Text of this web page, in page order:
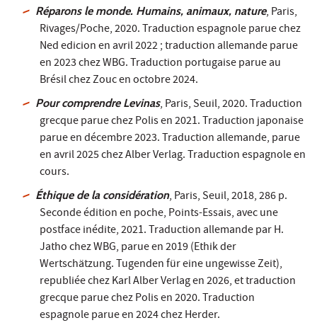
Réparons le monde. Humains, animaux, nature, Paris,
Rivages/Poche, 2020. Traduction espagnole parue chez
Ned edicion en avril 2022 ; traduction allemande parue
en 2023 chez WBG. Traduction portugaise parue au
Brésil chez Zouc en octobre 2024.
Pour comprendre Levinas, Paris, Seuil, 2020. Traduction
grecque parue chez Polis en 2021. Traduction japonaise
parue en décembre 2023. Traduction allemande, parue
en avril 2025 chez Alber Verlag. Traduction espagnole en
cours.
Éthique de la considération, Paris, Seuil, 2018, 286 p.
Seconde édition en poche, Points-Essais, avec une
postface inédite, 2021. Traduction allemande par H.
Jatho chez WBG, parue en 2019 (Ethik der
Wertschätzung. Tugenden für eine ungewisse Zeit),
republiée chez Karl Alber Verlag en 2026, et traduction
grecque parue chez Polis en 2020. Traduction
espagnole parue en 2024 chez Herder.